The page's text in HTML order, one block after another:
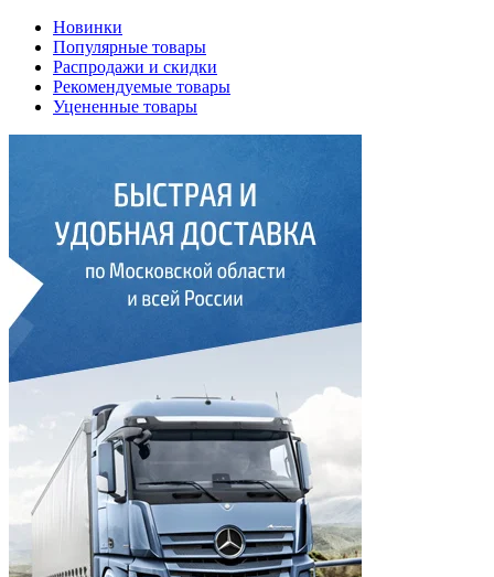
Новинки
Популярные товары
Распродажи и скидки
Рекомендуемые товары
Уцененные товары